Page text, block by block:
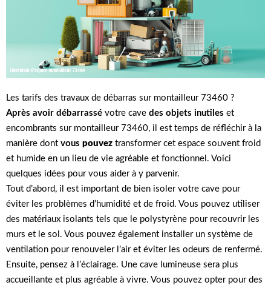
Les tarifs des travaux de débarras sur montailleur 73460 ?
Après avoir débarrassé votre cave des objets inutiles et
encombrants sur montailleur 73460, il est temps de réfléchir à la
manière dont vous pouvez transformer cet espace souvent froid
et humide en un lieu de vie agréable et fonctionnel. Voici
quelques idées pour vous aider à y parvenir.
Tout d’abord, il est important de bien isoler votre cave pour
éviter les problèmes d’humidité et de froid. Vous pouvez utiliser
des matériaux isolants tels que le polystyrène pour recouvrir les
murs et le sol. Vous pouvez également installer un système de
ventilation pour renouveler l’air et éviter les odeurs de renfermé.
Ensuite, pensez à l’éclairage. Une cave lumineuse sera plus
accueillante et plus agréable à vivre. Vous pouvez opter pour des